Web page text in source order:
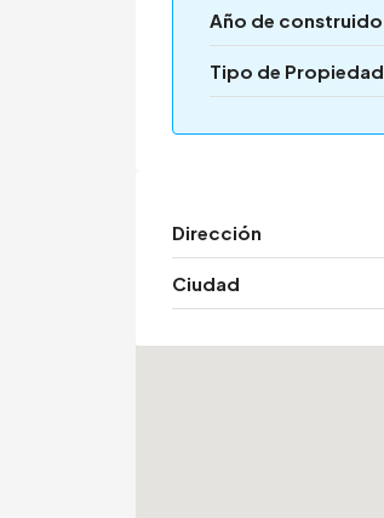
Año de construido
Tipo de Propiedad
Dirección
Ciudad